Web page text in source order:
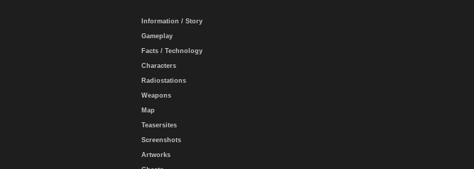
Information / Story
Gameplay
Facts / Technology
Characters
Radiostations
Weapons
Map
Teasersites
Screenshots
Artworks